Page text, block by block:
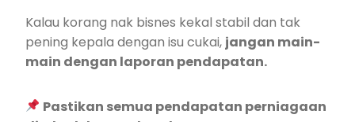
Kalau korang nak bisnes kekal stabil dan tak
pening kepala dengan isu cukai, jangan main-
main dengan laporan pendapatan.
Pastikan semua pendapatan perniagaan